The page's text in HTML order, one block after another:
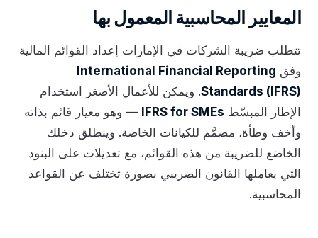
المعايير المحاسبية المعمول بها
تتطلب ضريبة الشركات في الإمارات إعداد القوائم المالية
وفق International Financial Reporting
Standards (IFRS). ويمكن للأعمال الأصغر استخدام
الإطار المبسّط IFRS for SMEs
— وهو معيار قائم بذاته
وأخف وطأة، مصمَّم للكيانات الخاصة. وينطلق دخلك
الخاضع للضريبة من هذه القوائم، مع تعديلات على البنود
التي يعاملها القانون الضريبي بصورة تختلف عن القواعد
المحاسبية.